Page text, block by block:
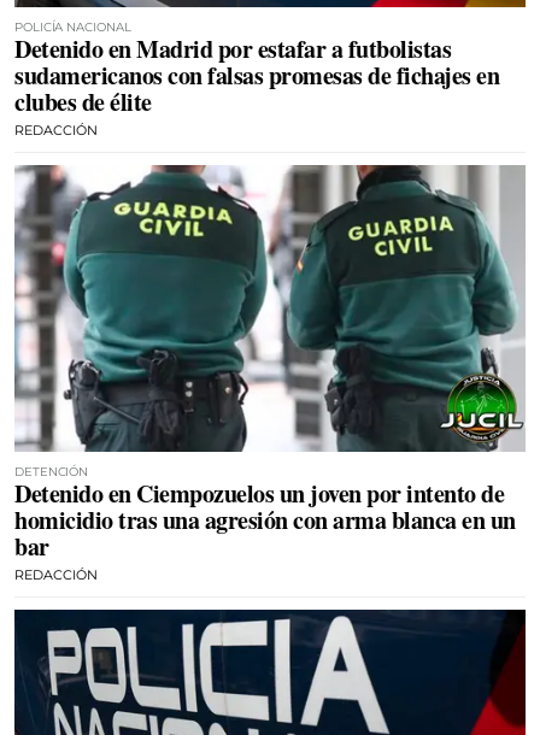
POLICÍA NACIONAL
Detenido en Madrid por estafar a futbolistas
sudamericanos con falsas promesas de fichajes en
clubes de élite
REDACCIÓN
DETENCIÓN
Detenido en Ciempozuelos un joven por intento de
homicidio tras una agresión con arma blanca en un
bar
REDACCIÓN